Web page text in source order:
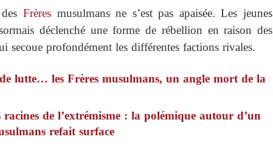
Frères musulmans ne s’est pas apaisée. Les jeunes
déclenché une forme de rébellion en raison des
secoue profondément les différentes factions rivales.
lutte… les Frères musulmans, un angle mort de la
de l’extrémisme : la polémique autour d’un
refait surface